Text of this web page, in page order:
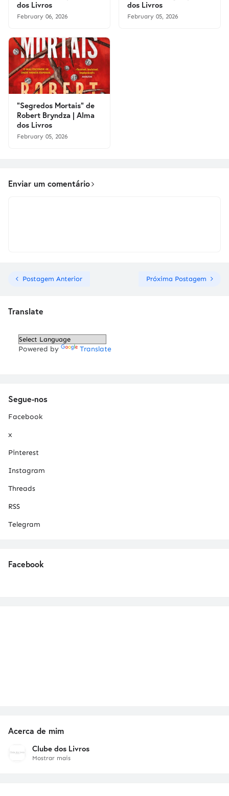
dos Livros
February 06, 2026
dos Livros
February 05, 2026
"Segredos Mortais" de
Robert Bryndza | Alma
dos Livros
February 05, 2026
Enviar um comentário
Postagem Anterior Próxima Postagem
Translate
Powered by Translate
Segue-nos
Facebook
x
Pinterest
Instagram
Threads
RSS
Telegram
Facebook
Acerca de mim
Clube dos Livros
Mostrar mais